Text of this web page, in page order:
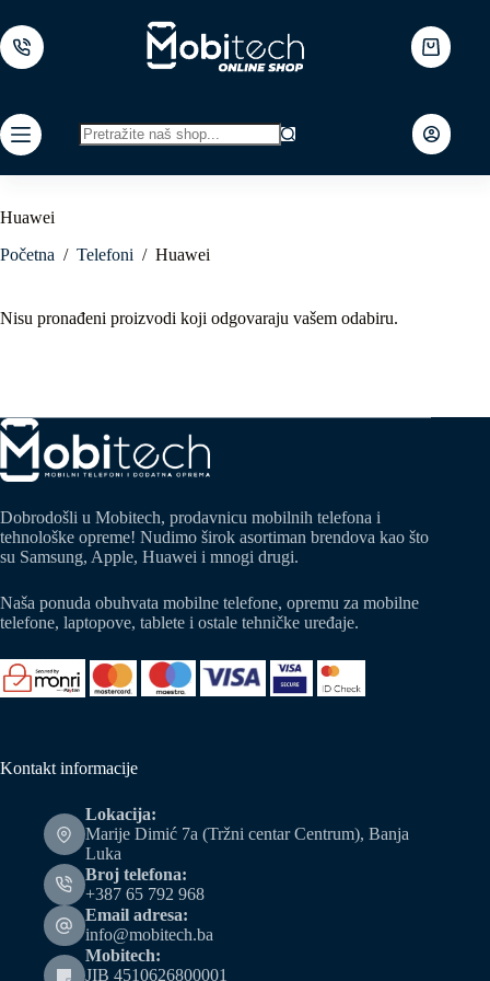
to
content
Shopping
cart
results
Huawei
Početna / Telefoni / Huawei
Nisu pronađeni proizvodi koji odgovaraju vašem odabiru.
Dobrodošli u Mobitech, prodavnicu mobilnih telefona i
tehnološke opreme! Nudimo širok asortiman brendova kao što
su Samsung, Apple, Huawei i mnogi drugi.
Naša ponuda obuhvata mobilne telefone, opremu za mobilne
telefone, laptopove, tablete i ostale tehničke uređaje.
Kontakt informacije
Lokacija:
Marije Dimić 7a (Tržni centar Centrum), Banja
Luka
Broj telefona:
+387 65 792 968
Email adresa:
info@mobitech.ba
Mobitech:
JIB 4510626800001